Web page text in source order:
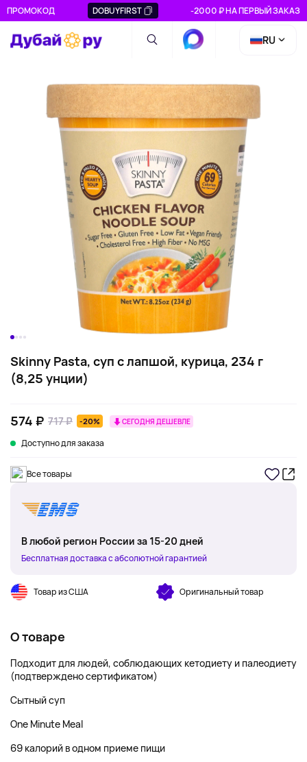
ПРОМОКОД DOBUYFIRST -2000 ₽ НА ПЕРВЫЙ ЗАКАЗ
RU
Skinny Pasta, суп с лапшой, курица, 234 г
(8,25 унции)
574 ₽ 717 ₽ -20% СЕГОДНЯ ДЕШЕВЛЕ
Доступно для заказа
Все товары
В любой регион России за 15-20 дней
Бесплатная доставка с абсолютной гарантией
Товар из США Оригинальный товар
О товаре
Подходит для людей, соблюдающих кетодиету и палеодиету
(подтверждено сертификатом)
Сытный суп
One Minute Meal
69 калорий в одном приеме пищи